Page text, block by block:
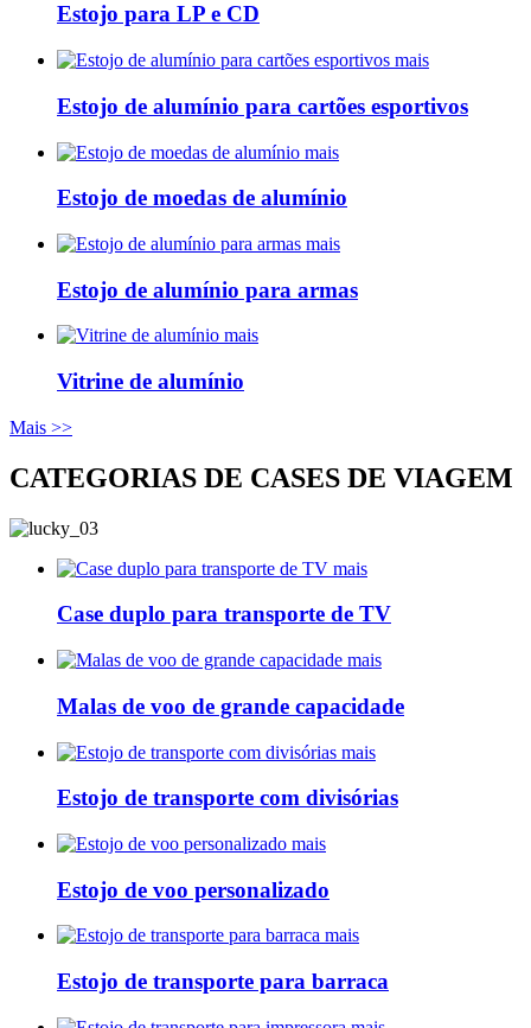
Estojo para LP e CD
mais
Estojo de alumínio para cartões esportivos
mais
Estojo de moedas de alumínio
mais
Estojo de alumínio para armas
mais
Vitrine de alumínio
Mais >>
CATEGORIAS DE CASES DE VIAGEM
mais
Case duplo para transporte de TV
mais
Malas de voo de grande capacidade
mais
Estojo de transporte com divisórias
mais
Estojo de voo personalizado
mais
Estojo de transporte para barraca